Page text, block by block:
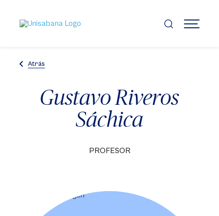
contenido
principal
MENÚ
Atrás
Gustavo Riveros
Sáchica
PROFESOR